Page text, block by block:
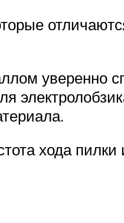
уверенно
хода пилки